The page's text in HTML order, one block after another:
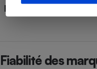
par le fabricant)
Fiabilité des